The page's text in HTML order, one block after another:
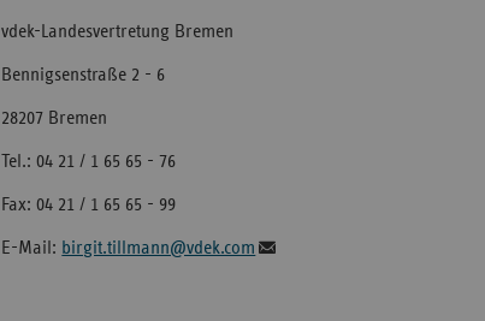
vdek-Landesvertretung Bremen
Bennigsenstraße 2 - 6
28207 Bremen
Tel.: 04 21 / 1 65 65 - 76
Fax: 04 21 / 1 65 65 - 99
E-Mail: birgit.tillmann@vdek.com